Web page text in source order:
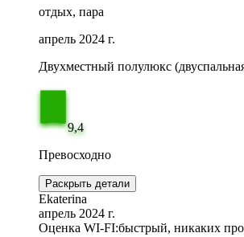
отдых, пара
апрель 2024 г.
Двухместный полулюкс
9,4
Превосходно
Раскрыть детали
Ekaterina
апрель 2024 г.
Оценка WI-FI:быстрый, никаких